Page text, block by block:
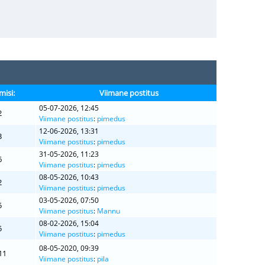
Viimane postitus
05-07-2026, 12:45
Viimane postitus: pimedus
12-06-2026, 13:31
Viimane postitus: pimedus
31-05-2026, 11:23
Viimane postitus: pimedus
08-05-2026, 10:43
Viimane postitus: pimedus
03-05-2026, 07:50
Viimane postitus: Mannu
08-02-2026, 15:04
Viimane postitus: pimedus
08-05-2020, 09:39
Viimane postitus: pila